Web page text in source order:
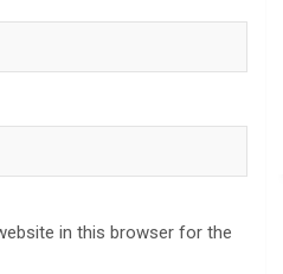
in this browser for the